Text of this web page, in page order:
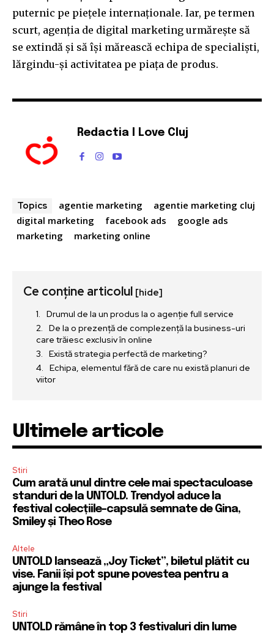
puternic pe piețele internaționale. Iar, pe termen
scurt, agenția de digital marketing urmărește să
se extindă și să își mărească echipa de specialiști,
lărgindu-și activitatea pe piața de produs.
Redactia I Love Cluj
Topics agentie marketing
agentie marketing cluj
digital marketing
facebook ads
google ads
marketing
marketing online
Ce conține articolul [hide]
Drumul de la un produs la o agenție full service
De la o prezență de complezență la business-uri
care trăiesc exclusiv în online
Există strategia perfectă de marketing?
Echipa, elementul fără de care nu există planuri de
viitor
Ultimele articole
Stiri
Cum arată unul dintre cele mai spectaculoase
standuri de la UNTOLD. Trendyol aduce la
festival colecțiile-capsulă semnate de Gina,
Smiley și Theo Rose
Altele
UNTOLD lansează „Joy Ticket”, biletul plătit cu
vise. Fanii își pot spune povestea pentru a
ajunge la festival
Stiri
UNTOLD rămâne în top 3 festivaluri din lume